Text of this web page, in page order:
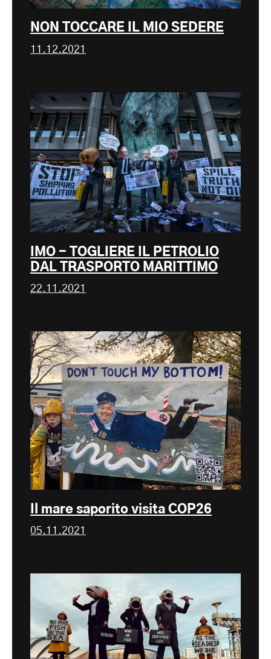
NON TOCCARE IL MIO SEDERE
11.12.2021
IMO - TOGLIERE IL PETROLIO
DAL TRASPORTO MARITTIMO
22.11.2021
Il mare saporito visita COP26
05.11.2021